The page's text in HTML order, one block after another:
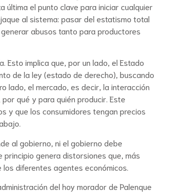
el punto clave para iniciar cualquier
al sistema: pasar del estatismo total
abusos tanto para productores
Esto implica que, por un lado, el Estado
de la ley (estado de derecho), buscando
lado, el mercado, es decir, la interacción
qué y para quién producir. Este
y que los consumidores tengan precios
al gobierno, ni el gobierno debe
principio genera distorsiones que, más
diferentes agentes económicos.
del hoy morador de Palenque